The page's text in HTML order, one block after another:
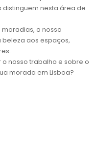
nesta área de
a nossa
aos espaços,
nosso trabalho e sobre o
morada em Lisboa?